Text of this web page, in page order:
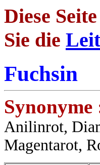
Diese
Sie die
Fuchsin
Synonyme
Anilinrot,
Magentarot,